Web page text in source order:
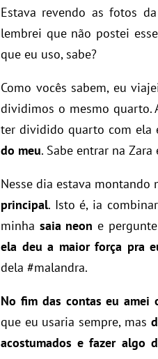
Estava revendo as fotos da
lembrei que não postei
que eu uso, sabe?
Como vocês sabem, eu
dividimos o mesmo quarto.
ter dividido quarto com ela
do meu. Sabe entrar na
Nesse dia estava montando
principal. Isto é, ia
minha saia neon e
ela deu a maior força pra
dela #malandra.
No fim das contas eu amei
que eu usaria sempre, mas
acostumados e fazer algo